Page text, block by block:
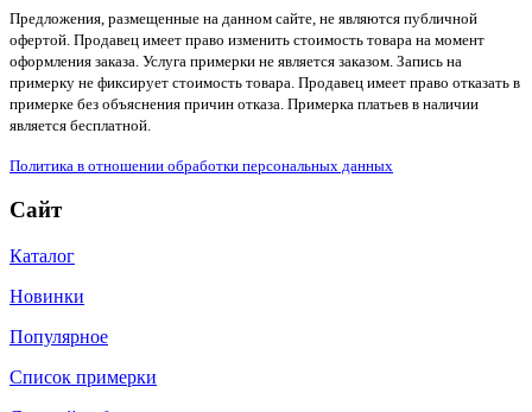
Предложения, размещенные на данном сайте, не являются публичной
офертой. Продавец имеет право изменить стоимость товара на момент
оформления заказа. Услуга примерки не является заказом. Запись на
примерку не фиксирует стоимость товара. Продавец имеет право отказать в
примерке без объяснения причин отказа. Примерка платьев в наличии
является бесплатной.
Политика в отношении обработки персональных данных
Сайт
Каталог
Новинки
Популярное
Список примерки